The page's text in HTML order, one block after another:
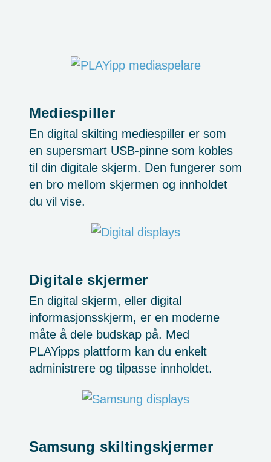
Mediespiller
En digital skilting mediespiller er som
en supersmart USB-pinne som kobles
til din digitale skjerm. Den fungerer som
en bro mellom skjermen og innholdet
du vil vise.
Digitale skjermer
En digital skjerm, eller digital
informasjonsskjerm, er en moderne
måte å dele budskap på. Med
PLAYipps plattform kan du enkelt
administrere og tilpasse innholdet.
Samsung skiltingskjermer